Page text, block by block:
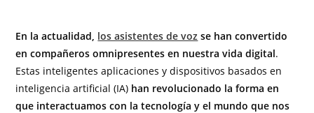
En la actualidad, los asistentes de voz se han convertido
en compañeros omnipresentes en nuestra vida digital.
Estas inteligentes aplicaciones y dispositivos basados en
inteligencia artificial (IA) han revolucionado la forma en
que interactuamos con la tecnología y el mundo que nos